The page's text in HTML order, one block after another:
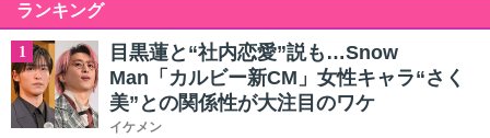
ランキング
1
目黒蓮と“社内恋愛”説も…Snow
Man「カルビー新CM」女性キャラ“さく
美”との関係性が大注目のワケ
イケメン